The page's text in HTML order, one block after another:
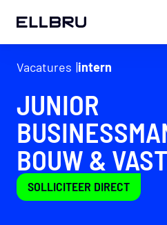
ELLBRU
Vacatures intern
JUNIOR
BOUW &
SOLLICITEER DIRECT